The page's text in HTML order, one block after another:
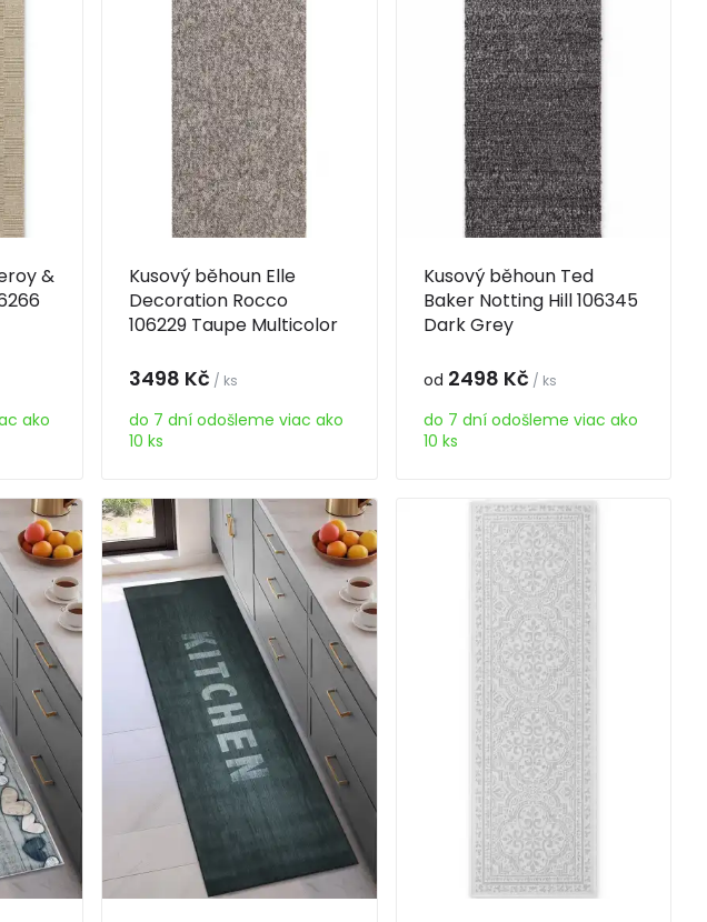
&
ako
Kusový běhoun Elle
Decoration Rocco
106229 Taupe Multicolor
3498 Kč / ks
do 7 dní odošleme viac ako
10 ks
Kusový běhoun Ted
Baker Notting Hill 106345
Dark Grey
od 2498 Kč / ks
do 7 dní odošleme viac ako
10 ks